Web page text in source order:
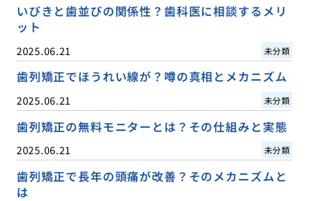
いびきと歯並びの関係性？歯科医に相談するメリ
ット
2025.06.21 未分類
歯列矯正でほうれい線が？噂の真相とメカニズム
2025.06.21 未分類
歯列矯正の無料モニターとは？その仕組みと実態
2025.06.21 未分類
歯列矯正で長年の頭痛が改善？そのメカニズムと
は